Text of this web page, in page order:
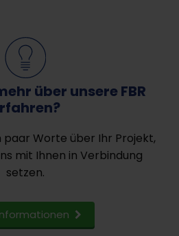
über unsere FBR
paar Worte über Ihr Projekt,
mit Ihnen in Verbindung
setzen.